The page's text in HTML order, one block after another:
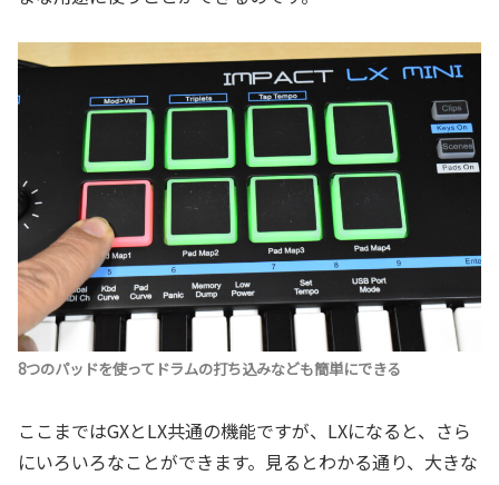
8つのパッドを使ってドラムの打ち込みなども簡単にできる
ここまではGXとLX共通の機能ですが、LXになると、さら
にいろいろなことができます。見るとわかる通り、大きな